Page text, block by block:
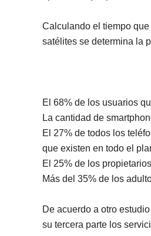
Calculando el tiempo
satélites se determina la
El 68% de los usuarios
La cantidad de
El 27% de todos los
que existen en todo el
El 25% de los
Más del 35% de los
De acuerdo a otro
su tercera parte los